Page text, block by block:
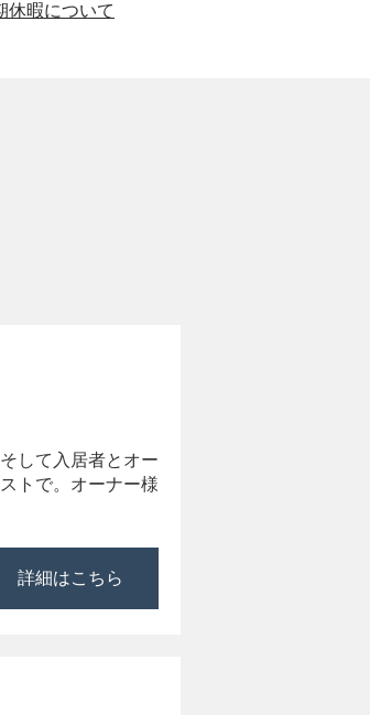
休暇について
して入居者とオー
トで。オーナー様
詳細はこちら